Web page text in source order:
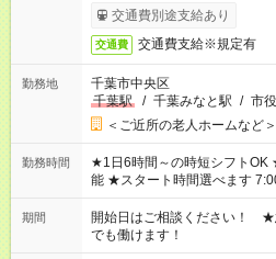
了次第のお支払いとなります。
交通費別途支給あり
交通費 交通費支給※規定有
勤務地
千葉市中央区
千葉駅
/ 千葉みなと駅 / 市
＜ご近所の老人ホームなど＞
勤務時間
★1日6時間～の時短シフトOK ★もちろんフルタイムシフトも可
能 ★スタート時間選べます
20:00 など 残業なし！ ※Wワークの場合、他のお仕事と合わせ
週40時間超の就業はご案内で
間以上勤務は社会保険への加
（日雇い派遣の原則禁止）に
期間
開始日はご相談ください！
でも働けます！